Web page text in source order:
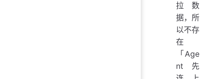
拉数
据，所
以不存
在
「Age
nt 先